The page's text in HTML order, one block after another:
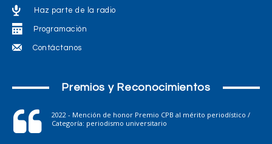
Haz parte de la radio
Programación
Contáctanos
Premios y Reconocimientos
2022 - Mención de honor Premio CPB al mérito periodístico /
Categoría: periodismo universitario